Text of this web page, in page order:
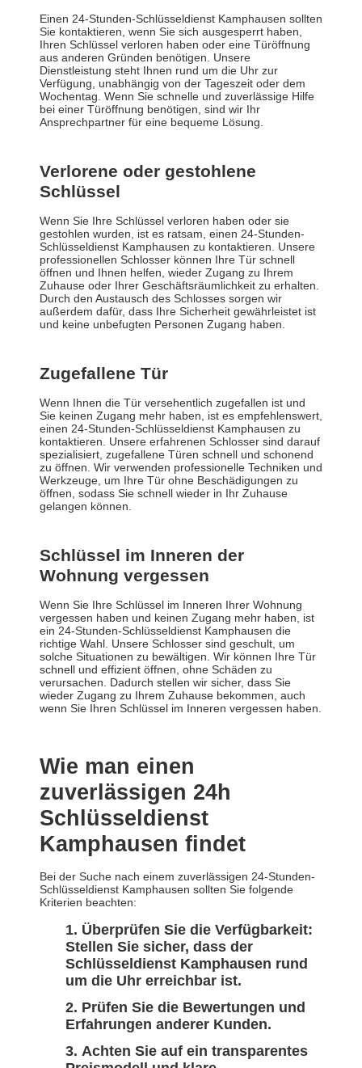
Einen 24-Stunden-Schlüsseldienst Kamphausen sollten
Sie kontaktieren, wenn Sie sich ausgesperrt haben,
Ihren Schlüssel verloren haben oder eine Türöffnung
aus anderen Gründen benötigen. Unsere
Dienstleistung steht Ihnen rund um die Uhr zur
Verfügung, unabhängig von der Tageszeit oder dem
Wochentag. Wenn Sie schnelle und zuverlässige Hilfe
bei einer Türöffnung benötigen, sind wir Ihr
Ansprechpartner für eine bequeme Lösung.
Verlorene oder gestohlene
Schlüssel
Wenn Sie Ihre Schlüssel verloren haben oder sie
gestohlen wurden, ist es ratsam, einen 24-Stunden-
Schlüsseldienst Kamphausen zu kontaktieren. Unsere
professionellen Schlosser können Ihre Tür schnell
öffnen und Ihnen helfen, wieder Zugang zu Ihrem
Zuhause oder Ihrer Geschäftsräumlichkeit zu erhalten.
Durch den Austausch des Schlosses sorgen wir
außerdem dafür, dass Ihre Sicherheit gewährleistet ist
und keine unbefugten Personen Zugang haben.
Zugefallene Tür
Wenn Ihnen die Tür versehentlich zugefallen ist und
Sie keinen Zugang mehr haben, ist es empfehlenswert,
einen 24-Stunden-Schlüsseldienst Kamphausen zu
kontaktieren. Unsere erfahrenen Schlosser sind darauf
spezialisiert, zugefallene Türen schnell und schonend
zu öffnen. Wir verwenden professionelle Techniken und
Werkzeuge, um Ihre Tür ohne Beschädigungen zu
öffnen, sodass Sie schnell wieder in Ihr Zuhause
gelangen können.
Schlüssel im Inneren der
Wohnung vergessen
Wenn Sie Ihre Schlüssel im Inneren Ihrer Wohnung
vergessen haben und keinen Zugang mehr haben, ist
ein 24-Stunden-Schlüsseldienst Kamphausen die
richtige Wahl. Unsere Schlosser sind geschult, um
solche Situationen zu bewältigen. Wir können Ihre Tür
schnell und effizient öffnen, ohne Schäden zu
verursachen. Dadurch stellen wir sicher, dass Sie
wieder Zugang zu Ihrem Zuhause bekommen, auch
wenn Sie Ihren Schlüssel im Inneren vergessen haben.
Wie man einen
zuverlässigen 24h
Schlüsseldienst
Kamphausen findet
Bei der Suche nach einem zuverlässigen 24-Stunden-
Schlüsseldienst Kamphausen sollten Sie folgende
Kriterien beachten:
Überprüfen Sie die Verfügbarkeit:
Stellen Sie sicher, dass der
Schlüsseldienst Kamphausen rund
um die Uhr erreichbar ist.
Prüfen Sie die Bewertungen und
Erfahrungen anderer Kunden.
Achten Sie auf ein transparentes